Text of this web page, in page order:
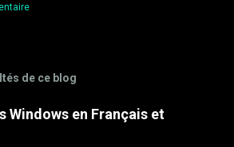
de ce blog
Windows en Français et